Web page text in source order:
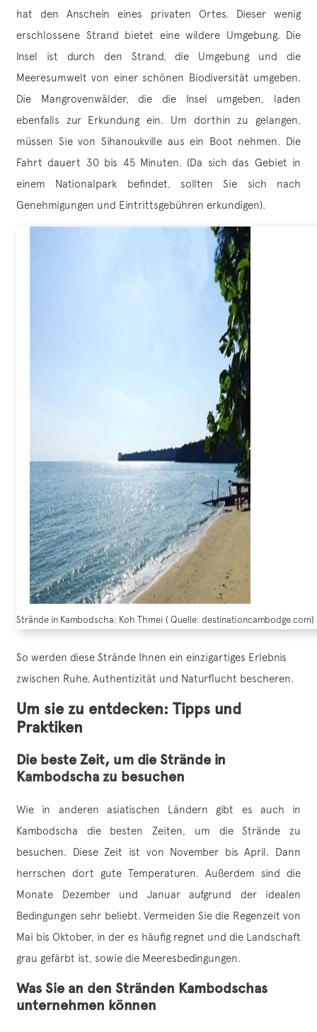
hat den Anschein eines privaten Ortes. Dieser wenig
erschlossene Strand bietet eine wildere Umgebung. Die
Insel ist durch den Strand, die Umgebung und die
Meeresumwelt von einer schönen Biodiversität umgeben.
Die Mangrovenwälder, die die Insel umgeben, laden
ebenfalls zur Erkundung ein. Um dorthin zu gelangen,
müssen Sie von Sihanoukville aus ein Boot nehmen. Die
Fahrt dauert 30 bis 45 Minuten. (Da sich das Gebiet in
einem Nationalpark befindet, sollten Sie sich nach
Genehmigungen und Eintrittsgebühren erkundigen).
Strände in Kambodscha: Koh Thmei ( Quelle: destinationcambodge.com)
So werden diese Strände Ihnen ein einzigartiges Erlebnis
zwischen Ruhe, Authentizität und Naturflucht bescheren.
Um sie zu entdecken: Tipps und
Praktiken
Die beste Zeit, um die Strände in
Kambodscha zu besuchen
Wie in anderen asiatischen Ländern gibt es auch in
Kambodscha die besten Zeiten, um die Strände zu
besuchen. Diese Zeit ist von November bis April. Dann
herrschen dort gute Temperaturen. Außerdem sind die
Monate Dezember und Januar aufgrund der idealen
Bedingungen sehr beliebt. Vermeiden Sie die Regenzeit von
Mai bis Oktober, in der es häufig regnet und die Landschaft
grau gefärbt ist, sowie die Meeresbedingungen.
Was Sie an den Stränden Kambodschas
unternehmen können